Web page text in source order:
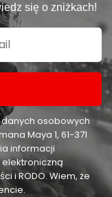
się o zniżkach!
osobowych
Maya 1, 61-371
informacji
i RODO. Wiem, że